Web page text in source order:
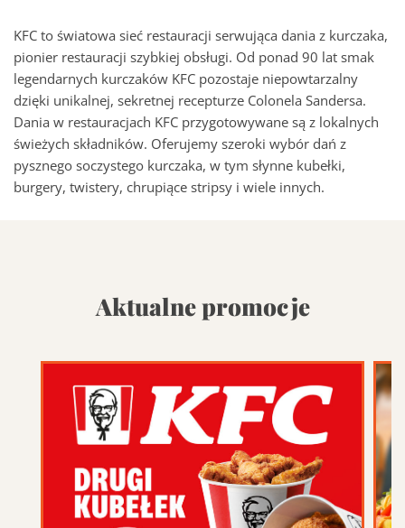
Sala konferencyjna
Szukaj
KFC to światowa sieć restauracji serwująca dania z kurczaka,
pionier restauracji szybkiej obsługi. Od ponad 90 lat smak
legendarnych kurczaków KFC pozostaje niepowtarzalny
dzięki unikalnej, sekretnej recepturze Colonela Sandersa.
Dania w restauracjach KFC przygotowywane są z lokalnych
świeżych składników. Oferujemy szeroki wybór dań z
pysznego soczystego kurczaka, w tym słynne kubełki,
burgery, twistery, chrupiące stripsy i wiele innych.
Aktualne promocje